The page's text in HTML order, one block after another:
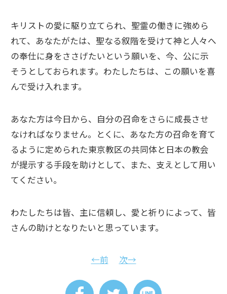
キリストの愛に駆り立てられ、聖霊の働きに強めら
れて、あなたがたは、聖なる叙階を受けて神と人々へ
の奉仕に身をささげたいという願いを、今、公に示
そうとしておられます。わたしたちは、この願いを喜
んで受け入れます。
あなた方は今日から、自分の召命をさらに成長させ
なければなりません。とくに、あなた方の召命を育て
るように定められた東京教区の共同体と日本の教会
が提示する手段を助けとして、また、支えとして用い
てください。
わたしたちは皆、主に信頼し、愛と祈りによって、皆
さんの助けとなりたいと思っています。
←前 次→